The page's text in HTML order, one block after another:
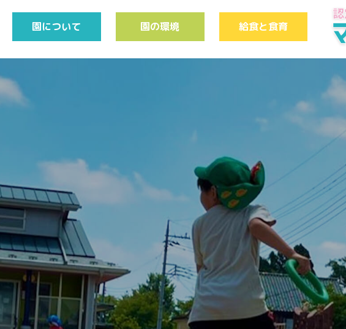
園について 園の環境 給食と食育